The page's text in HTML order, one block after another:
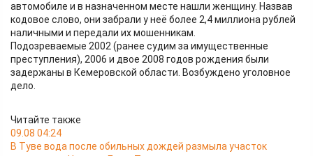
автомобиле и в назначенном месте нашли женщину. Назвав
кодовое слово, они забрали у неё более 2,4 миллиона рублей
наличными и передали их мошенникам.
Подозреваемые 2002 (ранее судим за имущественные
преступления), 2006 и двое 2008 годов рождения были
задержаны в Кемеровской области. Возбуждено уголовное
дело.
Читайте также
09.08 04:24
В Туве вода после обильных дождей размыла участок